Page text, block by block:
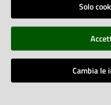
Vai alla pagina
Dichiarazione di accessibilità
Solo
Cambia le